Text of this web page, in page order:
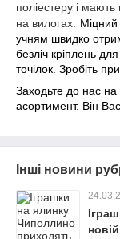
поліестеру і
на вилогах.
Міцний
учням швидко
безліч кріплень
точілок. Зробіть
Заходьте до нас на
асортимент. Він
Інші новини